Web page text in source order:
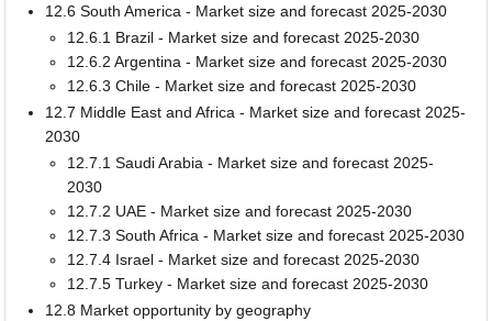
12.6 South America - Market size and forecast 2025-2030
12.6.1 Brazil - Market size and forecast 2025-2030
12.6.2 Argentina - Market size and forecast 2025-2030
12.6.3 Chile - Market size and forecast 2025-2030
12.7 Middle East and Africa - Market size and forecast 2025-
2030
12.7.1 Saudi Arabia - Market size and forecast 2025-
2030
12.7.2 UAE - Market size and forecast 2025-2030
12.7.3 South Africa - Market size and forecast 2025-2030
12.7.4 Israel - Market size and forecast 2025-2030
12.7.5 Turkey - Market size and forecast 2025-2030
12.8 Market opportunity by geography